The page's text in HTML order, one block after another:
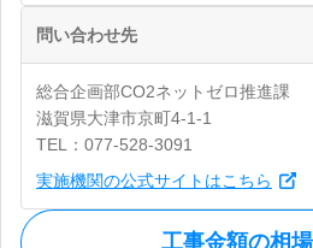
問い合わせ先
総合企画部CO2ネットゼロ推進課
滋賀県大津市京町4-1-1
TEL：077-528-3091
実施機関の公式サイトはこちら
工事金額の相